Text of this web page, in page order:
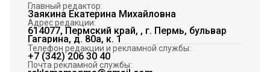
Главный редактор:
Заякина Екатерина Михайловна
Адрес редакции:
614077, Пермский край, , г. Пермь, бульвар
Гагарина, д. 80а, к. 1
Телефон редакции и рекламной службы:
+7 (342) 206 30 40
Почта рекламной службы: